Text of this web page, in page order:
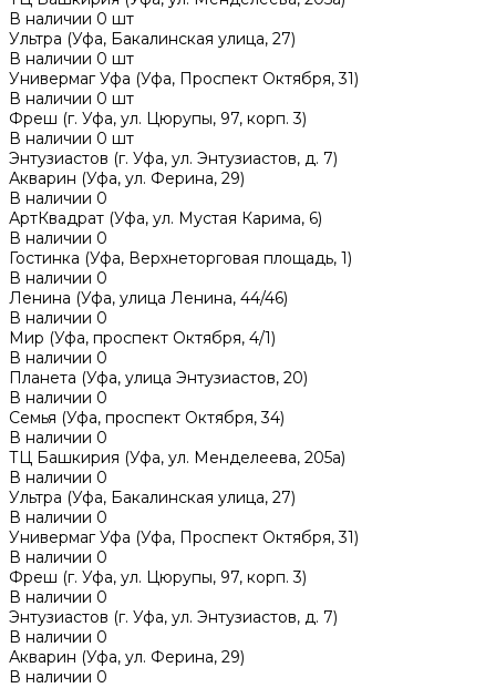
В наличии 0 шт
Ультра (Уфа, Бакалинская улица, 27)
В наличии 0 шт
Универмаг Уфа (Уфа, Проспект Октября, 31)
В наличии 0 шт
Фреш (г‌. Уфа, ул. Цюрупы, 97, корп. 3)
В наличии 0 шт
Энтузиастов (г. Уфа, ул. Энтузиастов, д. 7)
Акварин (Уфа, ул. Ферина, 29)
В наличии 0
АртКвадрат (Уфа, ул. Мустая Карима, 6)
В наличии 0
Гостинка (Уфа, Верхнеторговая площадь, 1)
В наличии 0
Ленина (Уфа, улица Ленина, 44/46)
В наличии 0
Мир (Уфа, проспект Октября, 4/1)
В наличии 0
Планета (Уфа, улица Энтузиастов, 20)
В наличии 0
Семья (Уфа, проспект Октября, 34)
В наличии 0
ТЦ Башкирия (Уфа, ул. Менделеева, 205а)
В наличии 0
Ультра (Уфа, Бакалинская улица, 27)
В наличии 0
Универмаг Уфа (Уфа, Проспект Октября, 31)
В наличии 0
Фреш (г‌. Уфа, ул. Цюрупы, 97, корп. 3)
В наличии 0
Энтузиастов (г. Уфа, ул. Энтузиастов, д. 7)
В наличии 0
Акварин (Уфа, ул. Ферина, 29)
В наличии 0